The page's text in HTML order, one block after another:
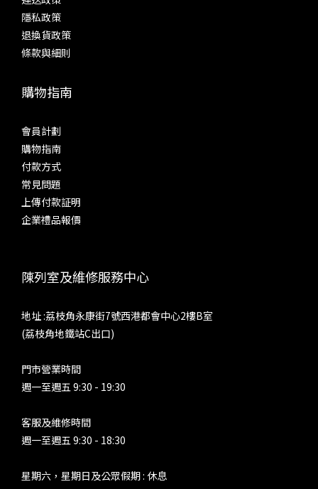
隱私政策
退換貨政策
條款與細則
購物指南
會員計劃
購物指南
付款方式
常見問題
上傳付款証明
企業禮品報價
陳列室及維修服務中心
地址 :荔枝角永康街7號西港都會中心2樓B室
(荔枝角地鐵站C出口)
門市營業時間
週一至週五 9:30 - 19:30
客服及維修時間
週一至週五 9:30 - 18:30
星期六，星期日及公眾假期 : 休息